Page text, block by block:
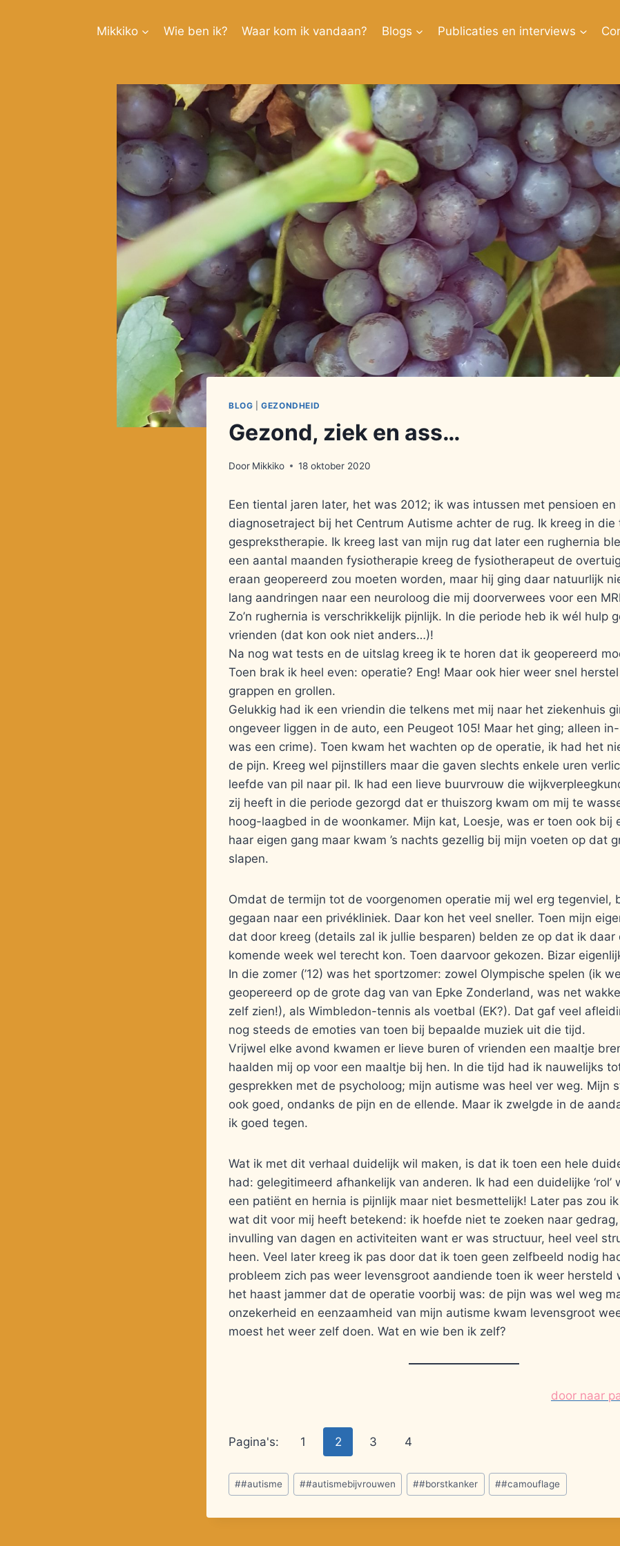
Mikkiko Wie ben ik? Waar kom ik vandaan? Blogs Publicaties en interviews
BLOG |GEZONDHEID
Gezond, ziek en ass…
Door Mikkiko 18 oktober 2020
Een tiental jaren later, het was 2012; ik was intussen met pensioen
diagnosetraject bij het Centrum Autisme achter de rug. Ik kreeg in
gesprekstherapie. Ik kreeg last van mijn rug dat later een rughernia
een aantal maanden fysiotherapie kreeg de fysiotherapeut de
eraan geopereerd zou moeten worden, maar hij ging daar natuurlijk
lang aandringen naar een neuroloog die mij doorverwees voor een
Zo’n rughernia is verschrikkelijk pijnlijk. In die periode heb ik wél hulp
vrienden (dat kon ook niet anders…)!
Na nog wat tests en de uitslag kreeg ik te horen dat ik geopereerd
Toen brak ik heel even: operatie? Eng! Maar ook hier weer snel
grappen en grollen.
Gelukkig had ik een vriendin die telkens met mij naar het ziekenhuis
ongeveer liggen in de auto, een Peugeot 105! Maar het ging; alleen
was een crime). Toen kwam het wachten op de operatie, ik had het
de pijn. Kreeg wel pijnstillers maar die gaven slechts enkele uren
leefde van pil naar pil. Ik had een lieve buurvrouw die
zij heeft in die periode gezorgd dat er thuiszorg kwam om mij te
hoog-laagbed in de woonkamer. Mijn kat, Loesje, was er toen ook bij
haar eigen gang maar kwam ’s nachts gezellig bij mijn voeten op dat
slapen.
Omdat de termijn tot de voorgenomen operatie mij wel erg tegenviel,
gegaan naar een privékliniek. Daar kon het veel sneller. Toen mijn
dat door kreeg (details zal ik jullie besparen) belden ze op dat ik daar
komende week wel terecht kon. Toen daarvoor gekozen. Bizar
In die zomer (’12) was het sportzomer: zowel Olympische spelen (ik
geopereerd op de grote dag van van Epke Zonderland, was net
zelf zien!), als Wimbledon-tennis als voetbal (EK?). Dat gaf veel
nog steeds de emoties van toen bij bepaalde muziek uit die tijd.
Vrijwel elke avond kwamen er lieve buren of vrienden een maaltje
haalden mij op voor een maaltje bij hen. In die tijd had ik nauwelijks
gesprekken met de psycholoog; mijn autisme was heel ver weg. Mijn
ook goed, ondanks de pijn en de ellende. Maar ik zwelgde in de
ik goed tegen.
Wat ik met dit verhaal duidelijk wil maken, is dat ik toen een hele
had: gelegitimeerd afhankelijk van anderen. Ik had een duidelijke ‘rol’
een patiënt en hernia is pijnlijk maar niet besmettelijk! Later pas zou
wat dit voor mij heeft betekend: ik hoefde niet te zoeken naar
invulling van dagen en activiteiten want er was structuur, heel veel
heen. Veel later kreeg ik pas door dat ik toen geen zelfbeeld nodig
probleem zich pas weer levensgroot aandiende toen ik weer hersteld
het haast jammer dat de operatie voorbij was: de pijn was wel weg
onzekerheid en eenzaamheid van mijn autisme kwam levensgroot
moest het weer zelf doen. Wat en wie ben ik zelf?
door naar
Pagina's: 1 2 3 4
Bericht
tags:
##autisme ##autismebijvrouwen ##borstkanker ##camouflage